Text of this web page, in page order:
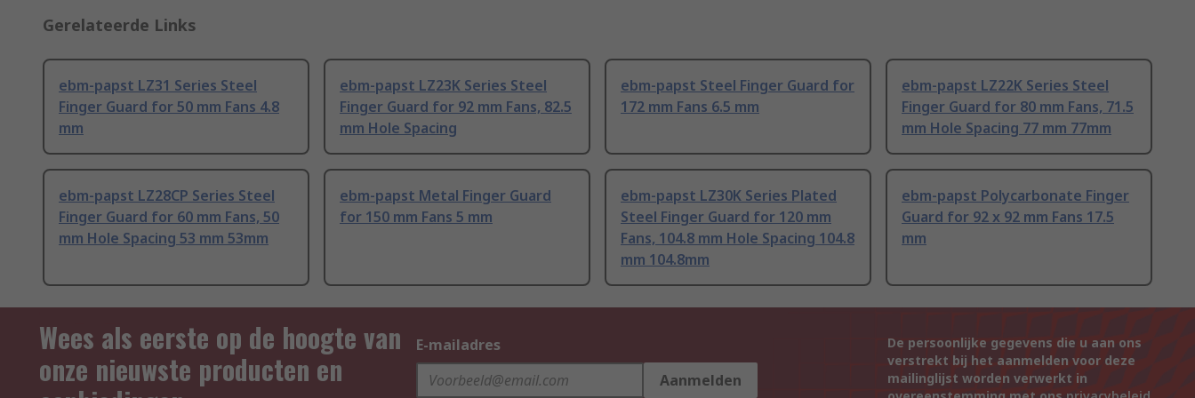
Gerelateerde Links
ebm-papst LZ31 Series Steel
Finger Guard for 50 mm Fans 4.8
mm
ebm-papst LZ23K Series Steel
Finger Guard for 92 mm Fans, 82.5
mm Hole Spacing
ebm-papst Steel Finger Guard for
172 mm Fans 6.5 mm
ebm-papst LZ22K Series Steel
Finger Guard for 80 mm Fans, 71.5
mm Hole Spacing 77 mm 77mm
ebm-papst LZ28CP Series Steel
Finger Guard for 60 mm Fans, 50
mm Hole Spacing 53 mm 53mm
ebm-papst Metal Finger Guard
for 150 mm Fans 5 mm
ebm-papst LZ30K Series Plated
Steel Finger Guard for 120 mm
Fans, 104.8 mm Hole Spacing 104.8
mm 104.8mm
ebm-papst Polycarbonate Finger
Guard for 92 x 92 mm Fans 17.5
mm
Wees als eerste op de hoogte van
onze nieuwste producten en
E-mailadres
Aanmelden
De persoonlijke gegevens die u aan ons
verstrekt bij het aanmelden voor deze
mailinglijst worden verwerkt in